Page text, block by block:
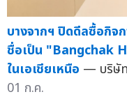
บางจากฯ ปิดดีลซื้อกิจ
ชื่อเป็น "Bangchak
ในเอเชียเหนือ — บริษัท
01 ก.ค.